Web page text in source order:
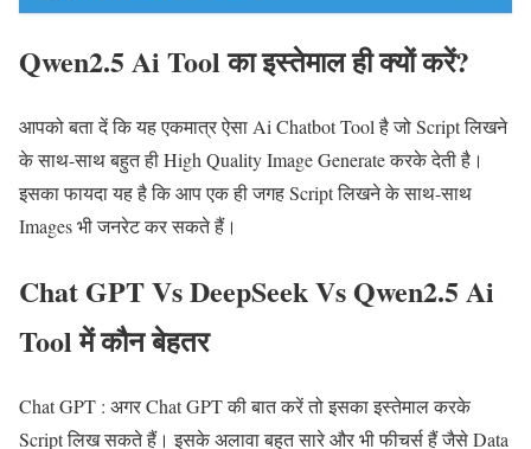
Qwen2.5 Ai Tool का इस्तेमाल ही क्यों करें?
आपको बता दें कि यह एकमात्र ऐसा Ai Chatbot Tool है जो Script लिखने
के साथ-साथ बहुत ही High Quality Image Generate करके देती है।
इसका फायदा यह है कि आप एक ही जगह Script लिखने के साथ-साथ
Images भी जनरेट कर सकते हैं।
Chat GPT Vs DeepSeek Vs Qwen2.5 Ai
Tool में कौन बेहतर
Chat GPT : अगर Chat GPT की बात करें तो इसका इस्तेमाल करके
Script लिख सकते हैं। इसके अलावा बहुत सारे और भी फीचर्स हैं जैसे Data